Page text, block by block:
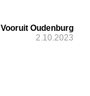
Vooruit Oudenburg
2.10.2023